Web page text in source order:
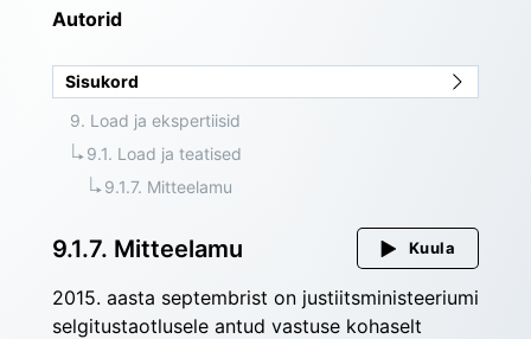
Autorid
Sisukord
9. Load ja ekspertiisid
9.1. Load ja teatised
9.1.7. Mitteelamu
9.1.7. Mitteelamu Kuula
2015. aasta septembrist on justiitsministeeriumi
selgitustaotlusele antud vastuse kohaselt